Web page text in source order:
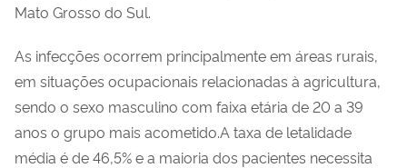
Mato Grosso do Sul.
As infecções ocorrem principalmente em áreas rurais,
em situações ocupacionais relacionadas à agricultura,
sendo o sexo masculino com faixa etária de 20 a 39
anos o grupo mais acometido.A taxa de letalidade
média é de 46,5% e a maioria dos pacientes necessita